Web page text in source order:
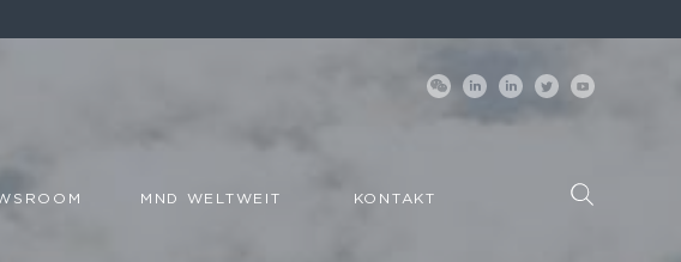
MND WELTWEIT KONTAKT